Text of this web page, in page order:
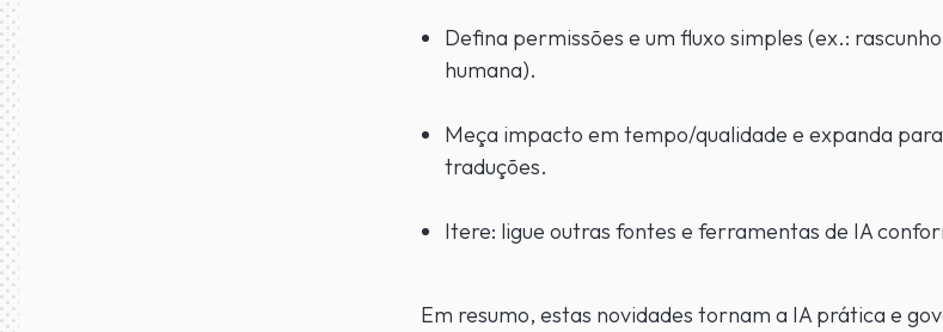
Defina permissões e um fluxo simples (ex.:
humana).
Meça impacto em tempo/qualidade e expanda para
traduções.
Itere: ligue outras fontes e ferramentas de IA
Em resumo, estas novidades tornam a IA prática e